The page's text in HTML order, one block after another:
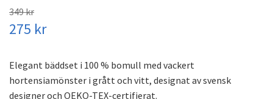
349 kr
275 kr
Elegant bäddset i 100 % bomull med vackert
hortensiamönster i grått och vitt, designat av svensk
designer och OEKO-TEX-certifierat.